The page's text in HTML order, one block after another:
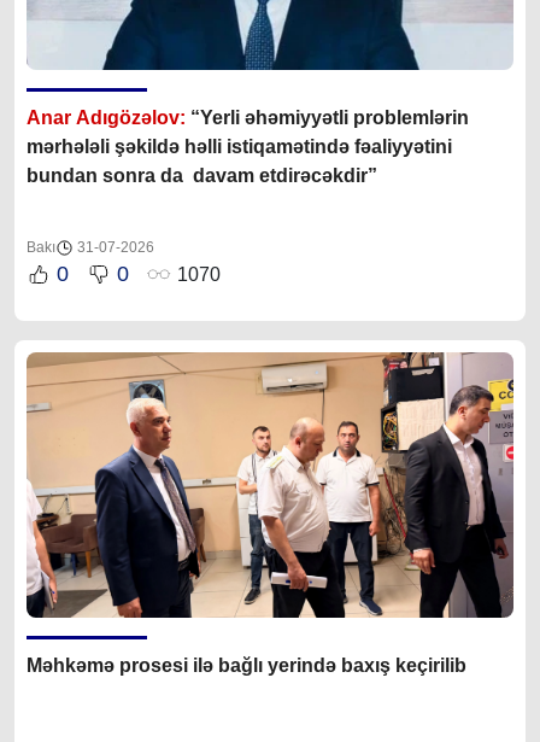
Anar Adıgözəlov: “Yerli əhəmiyyətli problemlərin
mərhələli şəkildə həlli istiqamətində fəaliyyətini
bundan sonra da davam etdirəcəkdir”
Bakı 31-07-2026
0 0 1070
Məhkəmə prosesi ilə bağlı yerində baxış keçirilib